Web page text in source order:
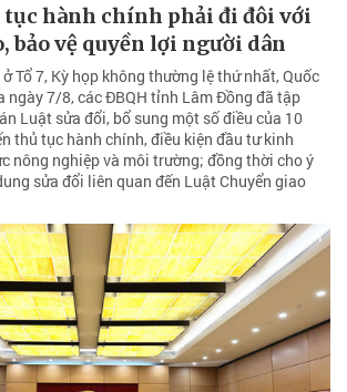
tục hành chính phải đi đôi với
bảo vệ quyền lợi người dân
Tổ 7, Kỳ họp không thường lệ thứ nhất, Quốc
ngày 7/8, các ĐBQH tỉnh Lâm Đồng đã tập
Luật sửa đổi, bổ sung một số điều của 10
thủ tục hành chính, điều kiện đầu tư kinh
nông nghiệp và môi trường; đồng thời cho ý
sửa đổi liên quan đến Luật Chuyển giao